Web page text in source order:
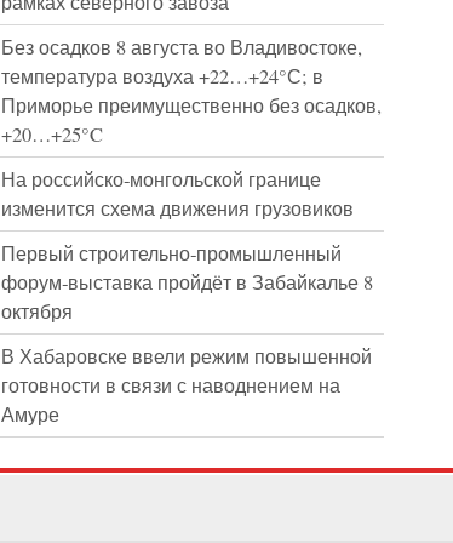
Без осадков 8 августа во Владивостоке,
температура воздуха +22…+24°С; в
Приморье преимущественно без осадков,
+20…+25°C
На российско‑монгольской границе
изменится схема движения грузовиков
Первый строительно‑промышленный
форум‑выставка пройдёт в Забайкалье 8
октября
В Хабаровске ввели режим повышенной
готовности в связи с наводнением на
Амуре